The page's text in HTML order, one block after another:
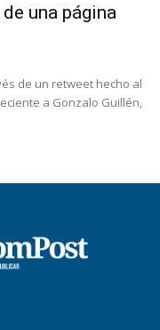
una página
de un retweet hecho al
a Gonzalo Guillén,